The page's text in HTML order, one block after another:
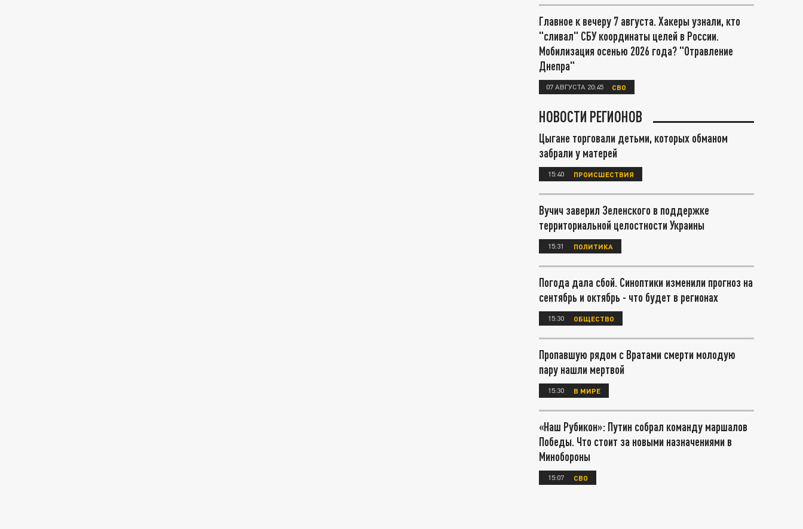
Главное к вечеру 7 августа. Хакеры узнали, кто
"сливал" СБУ координаты целей в России.
Мобилизация осенью 2026 года? "Отравление
Днепра"
07 АВГУСТА 20:45 СВО
НОВОСТИ РЕГИОНОВ
Цыгане торговали детьми, которых обманом
забрали у матерей
15:40 ПРОИСШЕСТВИЯ
Вучич заверил Зеленского в поддержке
территориальной целостности Украины
15:31 ПОЛИТИКА
Погода дала сбой. Синоптики изменили прогноз на
сентябрь и октябрь - что будет в регионах
15:30 ОБЩЕСТВО
Пропавшую рядом с Вратами смерти молодую
пару нашли мертвой
15:30 В МИРЕ
«Наш Рубикон»: Путин собрал команду маршалов
Победы. Что стоит за новыми назначениями в
Минобороны
15:07 СВО